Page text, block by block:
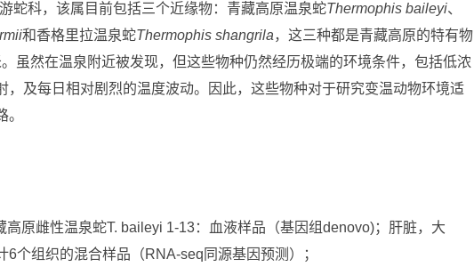
蛇科，该属目前包括三个近缘物：青藏高原温泉蛇Thermophis baileyi、
和香格里拉温泉蛇Thermophis shangrila，这三种都是青藏高原的特有物
虽然在温泉附近被发现，但这些物种仍然经历极端的环境条件，包括低浓
，及每日相对剧烈的温度波动。因此，这些物种对于研究变温动物环境适
高原雌性温泉蛇T. baileyi 1-13：血液样品（基因组denovo)；肝脏，大
个组织的混合样品（RNA-seq同源基因预测）；